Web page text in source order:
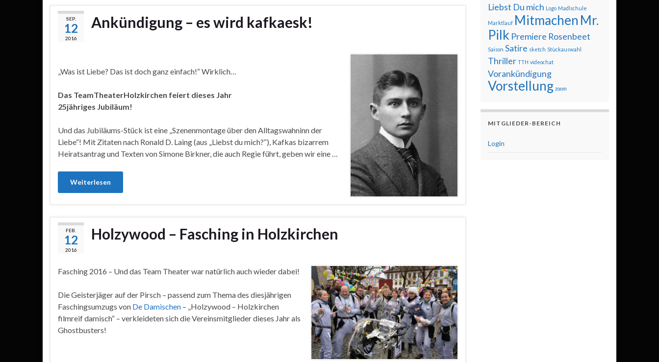
SEP.
12
2016
Ankündigung – es wird kafkaesk!
„Was ist Liebe? Das ist doch ganz einfach!“ Wirklich…
Das TeamTheaterHolzkirchen feiert dieses Jahr
25jähriges Jubiläum!
Und das Jubiläums-Stück ist eine „Szenenmontage über den Alltagswahninn der
Liebe“! Mit Zitaten nach Ronald D. Laing (aus „Liebst du mich?“), Kafkas bizarrem
Heiratsantrag und Texten von Simone Birkner, die auch Regie führt, geben wir eine …
Weiterlesen
FEB.
12
2016
Holzywood – Fasching in Holzkirchen
Fasching 2016 – Und das Team Theater war natürlich auch wieder dabei!
Die Geisterjäger auf der Pirsch – passend zum Thema des diesjährigen
Faschingsumzugs von De Damischen – „Holzywood – Holzkirchen
filmreif damisch“ – verkleideten sich die Vereinsmitglieder dieses Jahr als
Ghostbusters!
Liebst Du mich Logo Madlschule
Marktlauf Mitmachen Mr.
Pilk Premiere Rosenbeet
Saison Satire sketch Stückauswahl
Thriller TTH videochat
Vorankündigung
Vorstellung zoom
MITGLIEDER-BEREICH
Login